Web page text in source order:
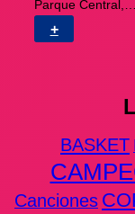
Parque Central,…
+
BASKET
Canciones